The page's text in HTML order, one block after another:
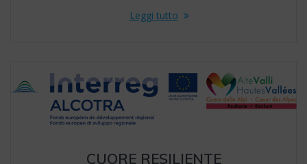
Leggi tutto
CUORE RESILIENTE